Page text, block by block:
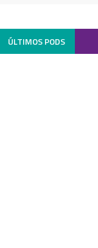
ÚLTIMOS PODS